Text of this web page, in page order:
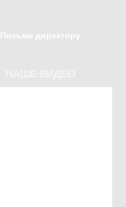
Письмо директору